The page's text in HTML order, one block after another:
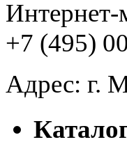
Интернет-
+7 (495)
Адрес: г.